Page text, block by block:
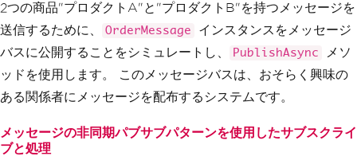
// Publish an order message to
await bus. PubSub .PublishAsync
(new
OrderMessage
OrderId
= 123,
Items
= new List<Product>
2つの商品"プロダクトA"と"プロダクトB"を持つメッセージを
送信するために、
OrderMessage
インスタンスをメッセージ
バスに公開することをシミュレートし、
PublishAsync
メソ
ッドを使用します。 このメッセージバスは、おそらく興味の
ある関係者にメッセージを配布するシステムです。
メッセージの非同期パブサブパターンを使用したサブスクライ
ブと処理